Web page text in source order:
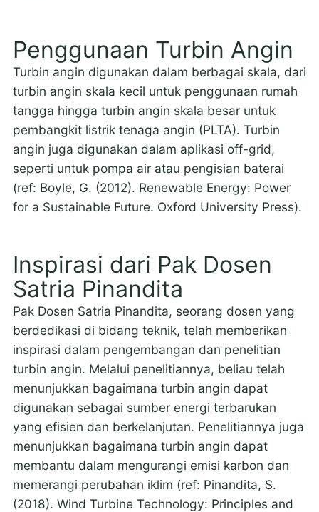
Penggunaan Turbin Angin
Turbin angin digunakan dalam berbagai skala, dari
turbin angin skala kecil untuk penggunaan rumah
tangga hingga turbin angin skala besar untuk
pembangkit listrik tenaga angin (PLTA). Turbin
angin juga digunakan dalam aplikasi off-grid,
seperti untuk pompa air atau pengisian baterai
(ref: Boyle, G. (2012). Renewable Energy: Power
for a Sustainable Future. Oxford University Press).
Inspirasi dari Pak Dosen
Satria Pinandita
Pak Dosen Satria Pinandita, seorang dosen yang
berdedikasi di bidang teknik, telah memberikan
inspirasi dalam pengembangan dan penelitian
turbin angin. Melalui penelitiannya, beliau telah
menunjukkan bagaimana turbin angin dapat
digunakan sebagai sumber energi terbarukan
yang efisien dan berkelanjutan. Penelitiannya juga
menunjukkan bagaimana turbin angin dapat
membantu dalam mengurangi emisi karbon dan
memerangi perubahan iklim (ref: Pinandita, S.
(2018). Wind Turbine Technology: Principles and